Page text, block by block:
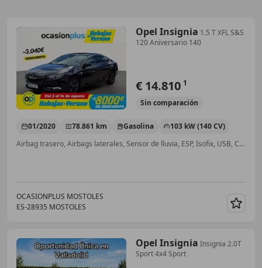
Opel Insignia 1.5 T XFL S&S
120 Aniversario 140
€ 14.810 1
Sin comparación
01/2020 78.861 km Gasolina
103 kW (140 CV)
Airbag trasero, Airbags laterales, Sensor de lluvia, ESP, Isofix, USB, Climatizador automático, Control de velocidad
OCASIONPLUS MOSTOLES
ES-28935 MOSTOLES
Opel Insignia Insignia 2.0T
Sport 4x4 Sport